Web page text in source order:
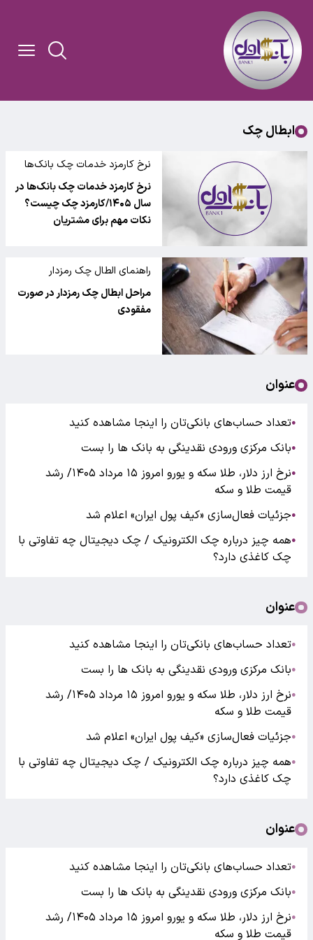
ابطال چک
نرخ کارمزد خدمات چک بانک‌ها
نرخ کارمزد خدمات چک بانک‌ها در
سال ۱۴۰۵/کارمزد چک چیست؟
نکات مهم برای مشتریان
راهنمای الطال چک رمزدار
مراحل ابطال چک رمزدار در صورت
مفقودی
عنوان
●تعداد حساب‌های بانکی‌تان را اینجا مشاهده کنید
●بانک مرکزی ورودی نقدینگی به بانک ها را بست
●
نرخ ارز دلار، طلا سکه و یورو امروز ۱۵ مرداد ۱۴۰۵/ رشد
قیمت طلا و سکه
●جزئیات فعال‌سازی «کیف پول ایران» اعلام شد
●همه چیز درباره چک الکترونیک / چک دیجیتال چه تفاوتی با
چک کاغذی دارد؟
عنوان
●تعداد حساب‌های بانکی‌تان را اینجا مشاهده کنید
●بانک مرکزی ورودی نقدینگی به بانک ها را بست
●
نرخ ارز دلار، طلا سکه و یورو امروز ۱۵ مرداد ۱۴۰۵/ رشد
قیمت طلا و سکه
●جزئیات فعال‌سازی «کیف پول ایران» اعلام شد
●همه چیز درباره چک الکترونیک / چک دیجیتال چه تفاوتی با
چک کاغذی دارد؟
عنوان
●تعداد حساب‌های بانکی‌تان را اینجا مشاهده کنید
●بانک مرکزی ورودی نقدینگی به بانک ها را بست
●
نرخ ارز دلار، طلا سکه و یورو امروز ۱۵ مرداد ۱۴۰۵/ رشد
قیمت طلا و سکه